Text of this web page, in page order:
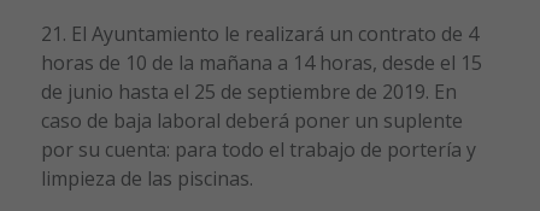
21. El Ayuntamiento le realizará un contrato de 4
horas de 10 de la mañana a 14 horas, desde el 15
de junio hasta el 25 de septiembre de 2019. En
caso de baja laboral deberá poner un suplente
por su cuenta: para todo el trabajo de portería y
limpieza de las piscinas.